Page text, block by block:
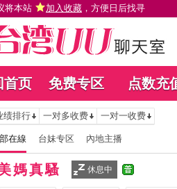
将本站 加入收藏 ，方便日后找寻
首页 免费专区 点数充
绩排行 一对多收费 一对一收费
在線 台妹专区 內地主播
媽真騷 休息中